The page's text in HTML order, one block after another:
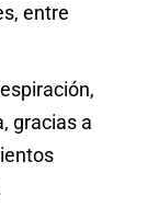
entre
gracias a